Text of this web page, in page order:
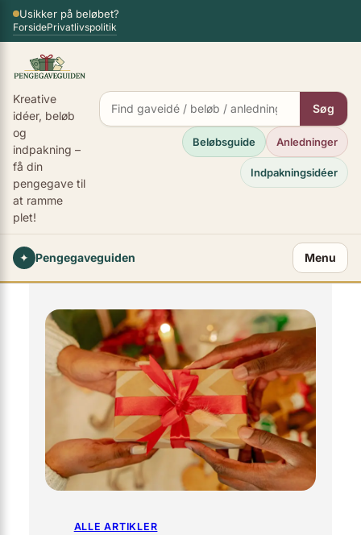
Spring
indhold
Usikker på beløbet?
ForsidePrivatlivspolitik
Kreative
idéer, beløb
og
indpakning –
få din
pengegave til
at ramme
plet!
Søg
Beløbsguide Anledninger
Indpakningsidéer
✦ Pengegaveguiden Menu
ALLE ARTIKLER